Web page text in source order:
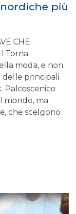
più
CHE
Torna
moda, e non
delle principali
Palcoscenico
mondo, ma
che scelgono